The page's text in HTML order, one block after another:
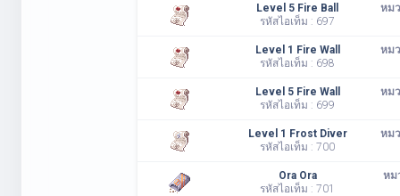
Level 5 Fire Ball
รหัสไอเท็ม : 697
หม
Level 1 Fire Wall
รหัสไอเท็ม : 698
หม
Level 5 Fire Wall
รหัสไอเท็ม : 699
หม
Level 1 Frost Diver
รหัสไอเท็ม : 700
หม
Ora Ora
รหัสไอเท็ม : 701
หม